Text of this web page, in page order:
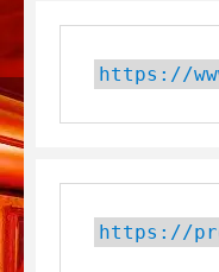
https://
https://